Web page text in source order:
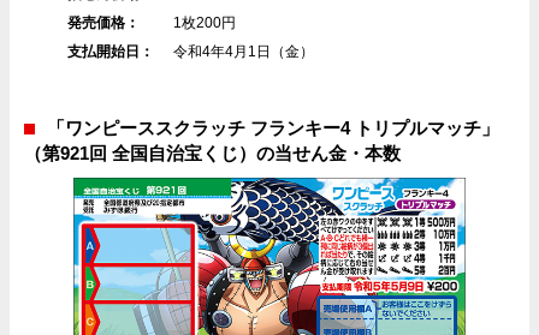
発売価格：
1枚200円
支払開始日：
令和4年4月1日（金）
「ワンピーススクラッチ フランキー4 トリプルマッチ」
（第921回 全国自治宝くじ）の当せん金・本数